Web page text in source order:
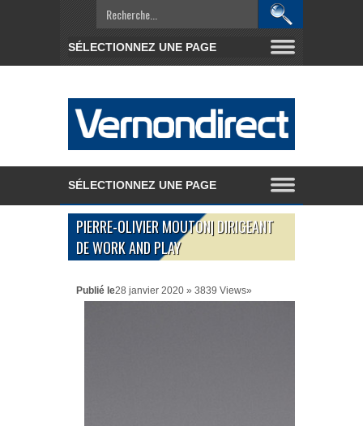
PIERRE-OLIVIER MOUTON| DIRIGEANT
DE WORK AND PLAY
Publié le28 janvier 2020 » 3839 Views»